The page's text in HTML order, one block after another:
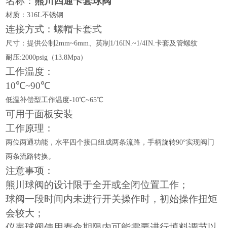
材质：316L不锈钢
连接方式：螺帽卡套式
尺寸：提供公制 2mm~6mm、英制1/16IN.~1/4IN.卡套及管螺纹
耐压:2000psig（13.8Mpa）
工作温度：
10℃~90℃
低温补偿型工作温度-10℃~65℃
可用于面板安装
工作原理：
两位两通功能，水平四个接口组成两条流路，手柄旋转90°实现阀门
两条流路转换。
注意事项：
熊川球阀的设计限于全开或全闭位置工作；
球阀一段时间内未进行开关操作时，初始操作扭矩
会较大；